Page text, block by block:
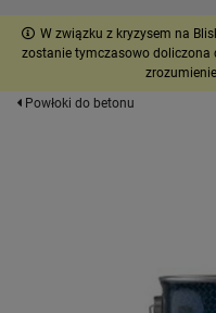
W związku z kryzysem na
zostanie tymczasowo doliczona
Powłoki do betonu